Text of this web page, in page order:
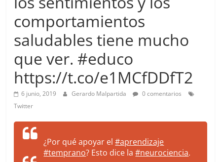
comportamientos
saludables tiene mucho
que ver. #educo
https://t.co/e1MCfDDfT2
6 junio, 2019 Gerardo Malpartida
0 comentarios
Twitter
¿Por qué apoyar el#aprendizaje
#temprano? Esto dice la#neurociencia.